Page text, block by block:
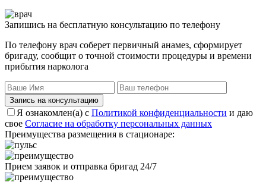
Запишись на бесплатную консультацию по телефону
По телефону врач соберет первичный анамез, сформирует
бригаду, сообщит о точной стоимости процедуры и времени
прибытия нарколога
Запись на консультацию
Я ознакомлен(а) с Политикой конфиденциальности и даю
свое Согласие на обработку персональных данных
Преимущества размещения в стационаре:
Прием заявок и отправка бригад 24/7